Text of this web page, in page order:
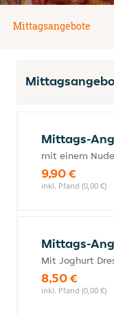
Mittagsangebote
Mittags-
mit einem
9,90 €
inkl. Pfand (0,00 €)
Mittags-
Mit Joghurt
8,50 €
inkl. Pfand (0,00 €)